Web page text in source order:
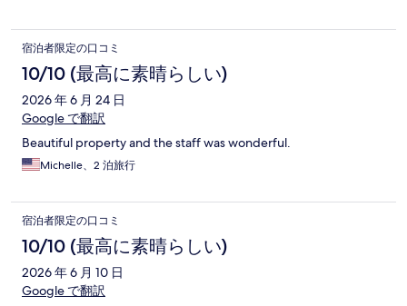
宿泊者限定の口コミ
10/10 (最高に素晴らしい)
2026 年 6 月 24 日
Google で翻訳
Beautiful property and the staff was wonderful.
Michelle、2 泊旅行
宿泊者限定の口コミ
10/10 (最高に素晴らしい)
2026 年 6 月 10 日
Google で翻訳